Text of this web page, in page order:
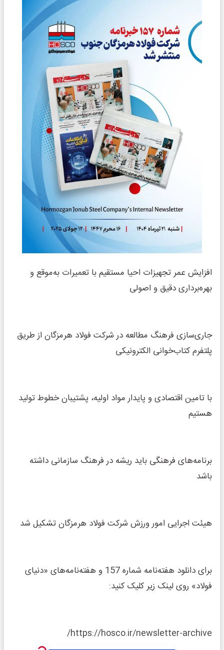
افزایش عمر تجهیزات احیا مستقیم با تعمیرات به‌موقع و
بهره‌برداری دقیق و اصولی
جاری‌سازی فرهنگ مطالعه در شرکت فولاد هرمزگان از طریق
پلتفرم کتاب‌خوانی الکترونیکی
با تامین اقتصادی و پایدار مواد اولیه، پشتیبان خطوط تولید
هستیم
برنامه‌های فرهنگی باید ریشه در فرهنگ سازمانی داشته
باشد
هیئت اجرایی امور ورزش شرکت فولاد هرمزگان تشکیل شد
برای دانلود هفته‌نامه شماره 157 و هفته‌نامه‌های «دنیای
فولاد» روی لینک زیر کلیک کنید:
https://hosco.ir/newsletter-archive/